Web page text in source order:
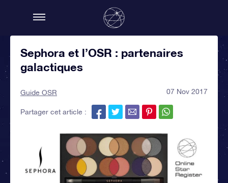
Sephora et l’OSR : partenaires
galactiques
Guide OSR 07 Nov 2017
Partager cet article :